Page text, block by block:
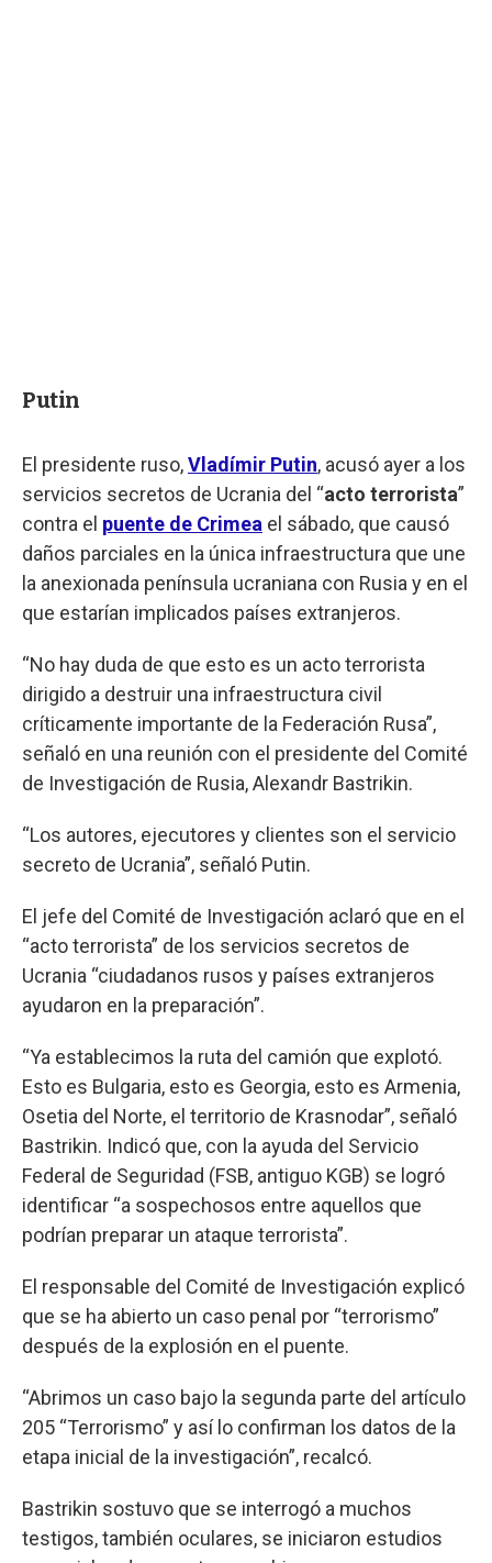
Putin
El presidente ruso,Vladímir Putin, acusó ayer a los
servicios secretos de Ucrania del “acto terrorista”
contra el puente de Crimea el sábado, que causó
daños parciales en la única infraestructura que une
la anexionada península ucraniana con Rusia y en el
que estarían implicados países extranjeros.
“No hay duda de que esto es un acto terrorista
dirigido a destruir una infraestructura civil
críticamente importante de la Federación Rusa”,
señaló en una reunión con el presidente del Comité
de Investigación de Rusia, Alexandr Bastrikin.
“Los autores, ejecutores y clientes son el servicio
secreto de Ucrania”, señaló Putin.
El jefe del Comité de Investigación aclaró que en el
“acto terrorista” de los servicios secretos de
Ucrania “ciudadanos rusos y países extranjeros
ayudaron en la preparación”.
“Ya establecimos la ruta del camión que explotó.
Esto es Bulgaria, esto es Georgia, esto es Armenia,
Osetia del Norte, el territorio de Krasnodar”, señaló
Bastrikin. Indicó que, con la ayuda del Servicio
Federal de Seguridad (FSB, antiguo KGB) se logró
identificar “a sospechosos entre aquellos que
podrían preparar un ataque terrorista”.
El responsable del Comité de Investigación explicó
que se ha abierto un caso penal por “terrorismo”
después de la explosión en el puente.
“Abrimos un caso bajo la segunda parte del artículo
205 “Terrorismo” y así lo confirman los datos de la
etapa inicial de la investigación”, recalcó.
Bastrikin sostuvo que se interrogó a muchos
testigos, también oculares, se iniciaron estudios